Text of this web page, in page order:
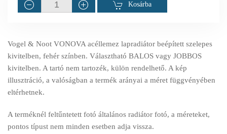
Kosárba
Vogel & Noot VONOVA acéllemez lapradiátor beépített szelepes
kivitelben, fehér színben. Választható BALOS vagy JOBBOS
kivitelben. A tartó nem tartozék, külön rendelhető. A kép
illusztráció, a valóságban a termék arányai a méret függvényében
eltérhetnek.
A terméknél feltűntetett fotó általános radiátor fotó, a méreteket,
pontos típust nem minden esetben adja vissza.